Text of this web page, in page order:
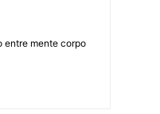
entre mente corpo